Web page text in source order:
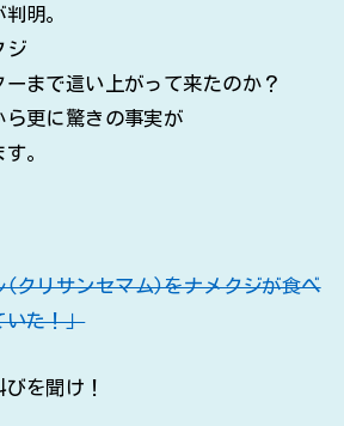
明。
ジ
まで這い上がって来たのか？
更に驚きの事実が
。
(クリサンセマム)をナメクジが食べ
いた！」
を聞け！